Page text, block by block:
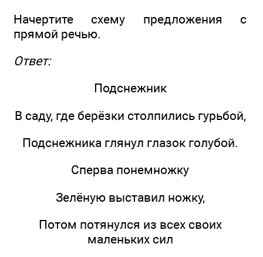
Начертите схему предложения с
прямой речью.
Ответ:
Подснежник
В саду, где берёзки столпились гурьбой,
Подснежника глянул глазок голубой.
Сперва понемножку
Зелёную выставил ножку,
Потом потянулся из всех своих
маленьких сил